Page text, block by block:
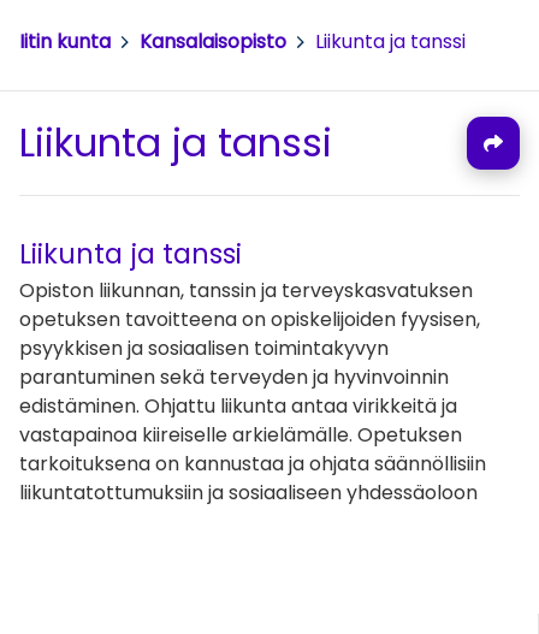
Iitin kunta Kansalaisopisto Liikunta ja tanssi
Liikunta ja tanssi
Liikunta ja tanssi
Opiston liikunnan, tanssin ja terveyskasvatuksen
opetuksen tavoitteena on opiskelijoiden fyysisen,
psyykkisen ja sosiaalisen toimintakyvyn
parantuminen sekä terveyden ja hyvinvoinnin
edistäminen. Ohjattu liikunta antaa virikkeitä ja
vastapainoa kiireiselle arkielämälle. Opetuksen
tarkoituksena on kannustaa ja ohjata säännöllisiin
liikuntatottumuksiin ja sosiaaliseen yhdessäoloon